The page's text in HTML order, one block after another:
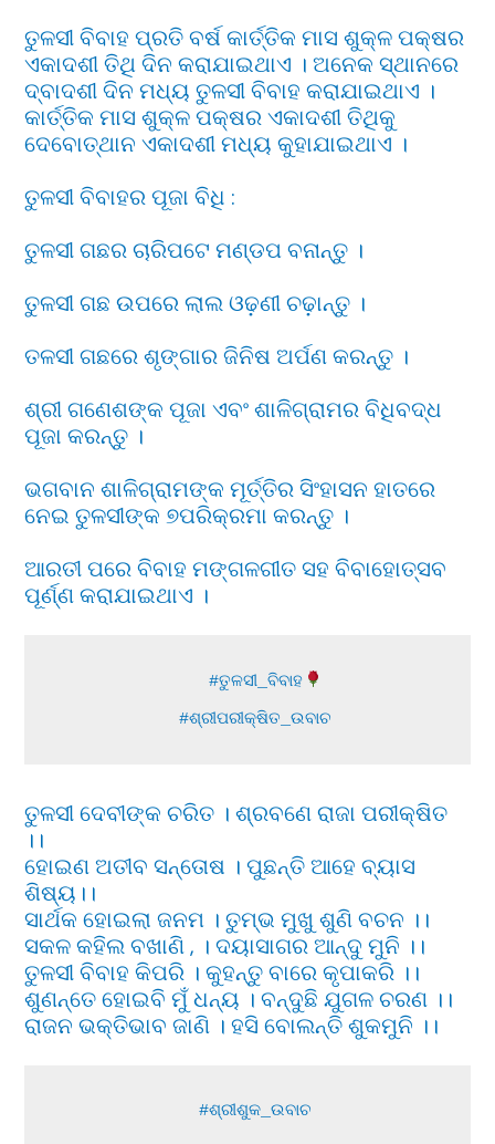
ତୁଳସୀ ବିବାହ ପ୍ରତି ବର୍ଷ କାର୍ତ୍ତିକ ମାସ ଶୁକ୍ଳ ପକ୍ଷର
ଏକାଦଶୀ ତିଥି ଦିନ କରାଯାଇଥାଏ । ଅନେକ ସ୍ଥାନରେ
ଦ୍ବାଦଶୀ ଦିନ ମଧ୍ୟ ତୁଳସୀ ବିବାହ କରାଯାଇଥାଏ ।
କାର୍ତ୍ତିକ ମାସ ଶୁକ୍ଳ ପକ୍ଷର ଏକାଦଶୀ ତିଥିକୁ
ଦେବୋତ୍ଥାନ ଏକାଦଶୀ ମଧ୍ୟ କୁହାଯାଇଥାଏ ।
ତୁଳସୀ ବିବାହର ପୂଜା ବିଧି :
ତୁଳସୀ ଗଛର ଚାରିପଟେ ମଣ୍ଡପ ବନାନ୍ତୁ ।
ତୁଳସୀ ଗଛ ଉପରେ ଲାଲ ଓଢ଼ଣୀ ଚଢ଼ାନ୍ତୁ ।
ତଳସୀ ଗଛରେ ଶୃଙ୍ଗାର ଜିନିଷ ଅର୍ପଣ କରନ୍ତୁ ।
ଶ୍ରୀ ଗଣେଶଙ୍କ ପୂଜା ଏବଂ ଶାଳିଗ୍ରାମର ବିଧିବଦ୍ଧ
ପୂଜା କରନ୍ତୁ ।
ଭଗବାନ ଶାଳିଗ୍ରାମଙ୍କ ମୂର୍ତ୍ତିର ସିଂହାସନ ହାତରେ
ନେଇ ତୁଳସୀଙ୍କ ୭ପରିକ୍ରମା କରନ୍ତୁ ।
ଆରତୀ ପରେ ବିବାହ ମଙ୍ଗଳଗୀତ ସହ ବିବାହୋତ୍ସବ
ପୂର୍ଣ୍ଣ କରାଯାଇଥାଏ ।
               #ତୁଳସୀ_ବିବାହ
            #ଶ୍ରୀପରୀକ୍ଷିତ_ଉବାଚ
ତୁଳସୀ ଦେବୀଙ୍କ ଚରିତ । ଶ୍ରବଣେ ରାଜା ପରୀକ୍ଷିତ
।।
ହୋଇଣ ଅତୀବ ସନ୍ତୋଷ । ପୁଛନ୍ତି ଆହେ ବ୍ୟାସ
ଶିଷ୍ୟ।।
ସାର୍ଥକ ହୋଇଲା ଜନମ । ତୁମ୍ଭ ମୁଖୁ ଶୁଣି ବଚନ ।।
ସକଳ କହିଲ ବଖାଣି , । ଦୟାସାଗର ଆନ୍ଦୁ ମୁନି ।।
ତୁଳସୀ ବିବାହ କିପରି । କୁହନ୍ତୁ ବାରେ କୃପାକରି ।।
ଶୁଣନ୍ତେ ହୋଇବି ମୁଁ ଧନ୍ୟ । ବନ୍ଦୁଛି ଯୁଗଳ ଚରଣ ।।
ରାଜନ ଭକ୍ତିଭାବ ଜାଣି । ହସି ବୋଲନ୍ତି ଶୁକମୁନି ।।
              #ଶ୍ରୀଶୁକ_ଉବାଚ